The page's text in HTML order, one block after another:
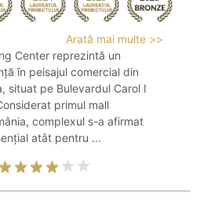
Arată mai multe >>
Center reprezintă un
în peisajul comercial din
situat pe Bulevardul Carol I
primul mall
complexul s-a afirmat
atât pentru ...